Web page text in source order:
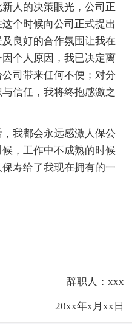
人的决策眼光，公司正
个时候向公司正式提出
良好的合作氛围让我在
个人原因，我已决定离
司带来任何不便；对分
信任，我将终抱感激之
我都会永远感激人保公
，工作中不成熟的时候
寿给了我现在拥有的一
辞职人：xxx
20xx年x月xx日